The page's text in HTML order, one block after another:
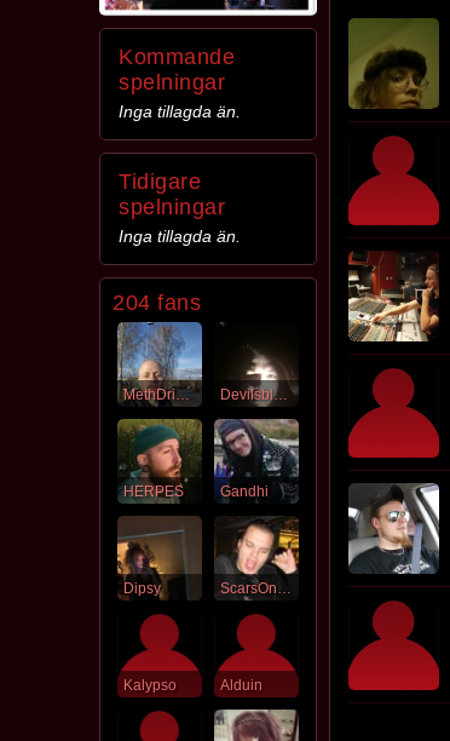
Kommande
spelningar
Inga tillagda än.
Tidigare
spelningar
Inga tillagda än.
204 fans
MethDrickare Devilsblood
HERPES Gandhi
Dipsy ScarsOnTheHorizon
Kalypso Alduin